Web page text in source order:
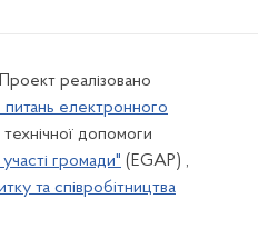
реалізовано
електронного
допомоги
громади" (EGAP) ,
та співробітництва